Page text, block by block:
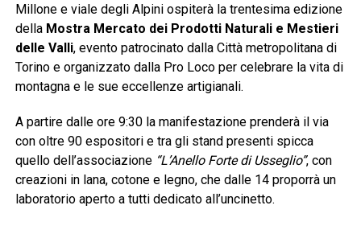
Millone e viale degli Alpini ospiterà la trentesima edizione
della Mostra Mercato dei Prodotti Naturali e Mestieri
delle Valli, evento patrocinato dalla Città metropolitana di
Torino e organizzato dalla Pro Loco per celebrare la vita di
montagna e le sue eccellenze artigianali.
A partire dalle ore 9:30 la manifestazione prenderà il via
con oltre 90 espositori e tra gli stand presenti spicca
quello dell’associazione “L’Anello Forte di Usseglio”, con
creazioni in lana, cotone e legno, che dalle 14 proporrà un
laboratorio aperto a tutti dedicato all’uncinetto.